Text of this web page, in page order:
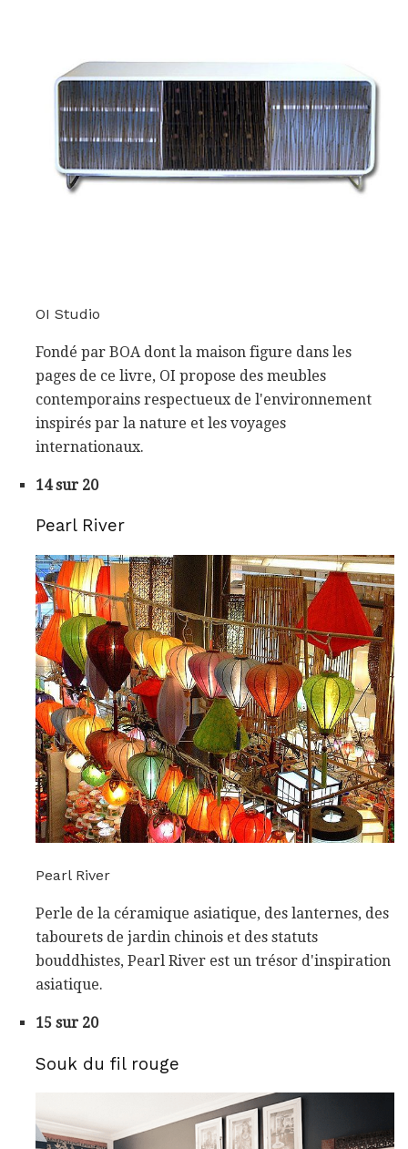
OI Studio
Fondé par BOA dont la maison figure dans les
pages de ce livre, OI propose des meubles
contemporains respectueux de l'environnement
inspirés par la nature et les voyages
internationaux.
14 sur 20
Pearl River
Pearl River
Perle de la céramique asiatique, des lanternes, des
tabourets de jardin chinois et des statuts
bouddhistes, Pearl River est un trésor d'inspiration
asiatique.
15 sur 20
Souk du fil rouge